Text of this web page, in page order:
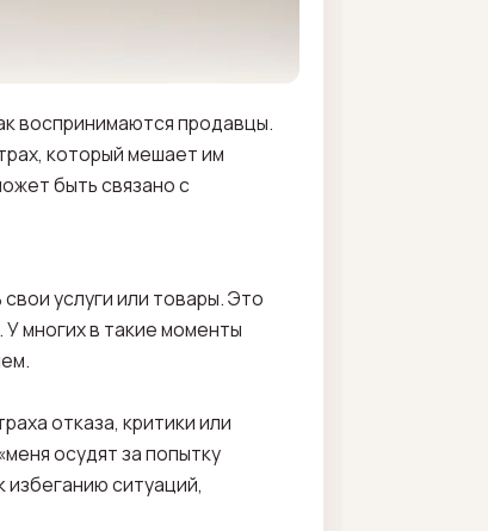
воспринимаются продавцы.
который мешает им
быть связано с
услуги или товары. Это
многих в такие моменты
отказа, критики или
осудят за попытку
избеганию ситуаций,